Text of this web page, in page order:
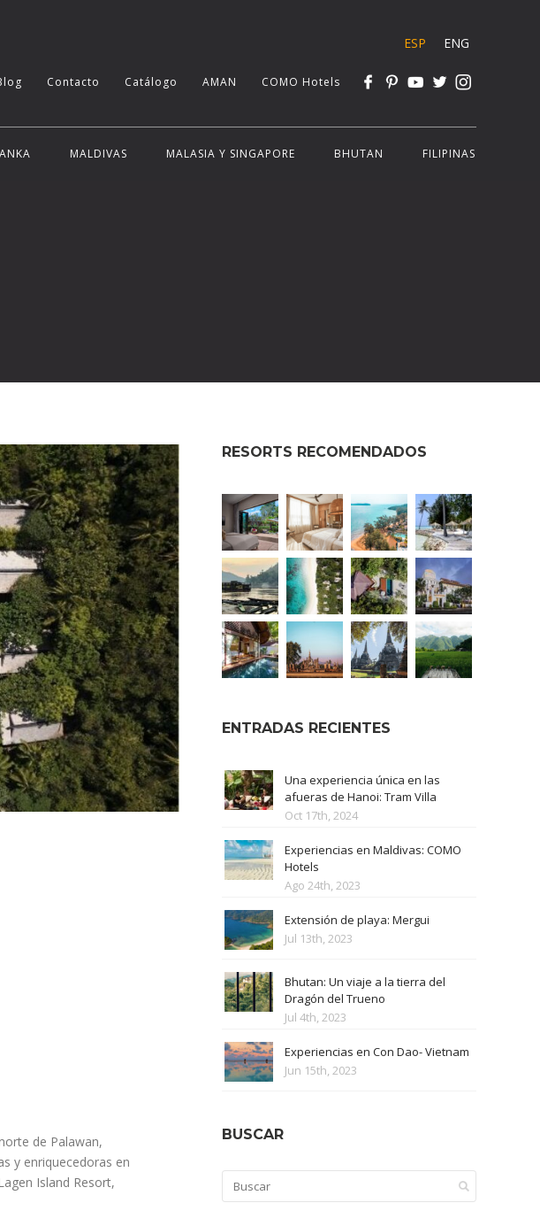
ESP ENG
Contacto Catálogo AMAN COMO Hotels
MALDIVAS MALASIA Y SINGAPORE BHUTAN FILIPINAS
de Palawan,
y enriquecedoras en
Island Resort,
RESORTS RECOMENDADOS
ENTRADAS RECIENTES
Una experiencia única en las
afueras de Hanoi: Tram Villa
Oct 17th, 2024
Experiencias en Maldivas: COMO
Hotels
Ago 24th, 2023
Extensión de playa: Mergui
Jul 13th, 2023
Bhutan: Un viaje a la tierra del
Dragón del Trueno
Jul 4th, 2023
Experiencias en Con Dao- Vietnam
Jun 15th, 2023
BUSCAR